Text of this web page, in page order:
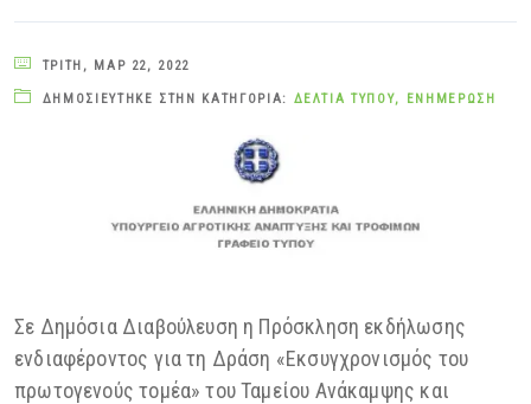
ΤΡΊΤΗ, ΜΑΡ 22, 2022
ΔΗΜΟΣΙΕΎΤΗΚΕ ΣΤΗΝ ΚΑΤΗΓΟΡΊΑ: ΔΕΛΤΊΑ ΤΎΠΟΥ, ΕΝΗΜΈΡΩΣΗ
Σε Δημόσια Διαβούλευση η Πρόσκληση εκδήλωσης
ενδιαφέροντος για τη Δράση «Εκσυγχρονισμός του
πρωτογενούς τομέα» του Ταμείου Ανάκαμψης και